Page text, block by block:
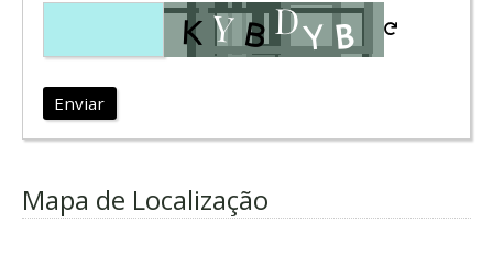
Enviar
Mapa de Localização